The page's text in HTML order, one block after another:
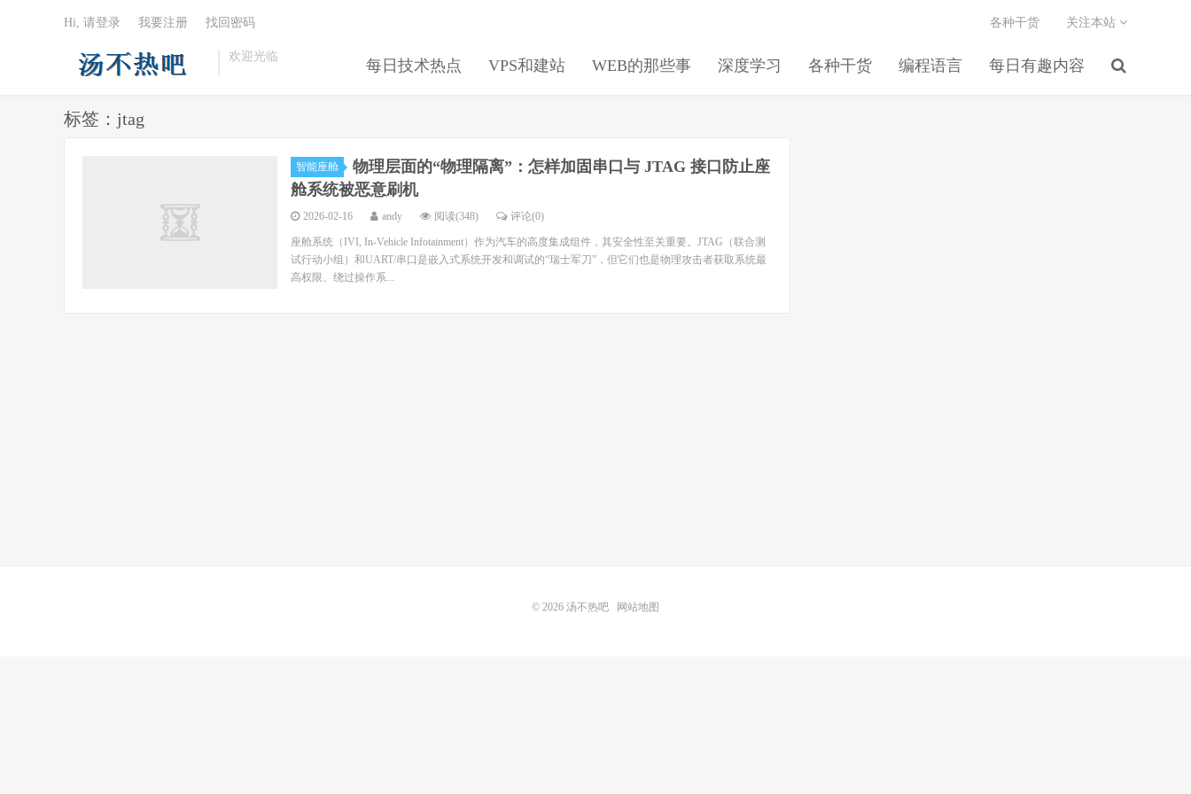
欢迎光临
每日技术热点 VPS和建站 WEB的那些事 深度学习 各种干货 编程语言 每日有趣内容
各种干货 关注本站
Hi, 请登录 我要注册 找回密码
标签：jtag
智能座舱
物理层面的“物理隔离”：怎样加固串口与 JTAG 接口防止座
舱系统被恶意刷机
2026-02-16 andy 阅读(348) 评论(0)
座舱系统（IVI, In-Vehicle Infotainment）作为汽车的高度集成组件，其安全性至关重要。JTAG（联合测
试行动小组）和UART/串口是嵌入式系统开发和调试的“瑞士军刀”，但它们也是物理攻击者获取系统最
高权限、绕过操作系...
© 2026 汤不热吧 网站地图